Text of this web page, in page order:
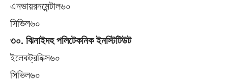
এনভায়রনমেন্টাল৬০
সিভিল৬০
৩০. ঝিনাইদহ পলিটেকনিক ইনস্টিটিউট
ইলেকট্রনিক্স৬০
সিভিল৬০